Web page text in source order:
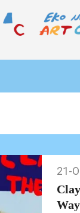
21-
Oct-
2020
21-